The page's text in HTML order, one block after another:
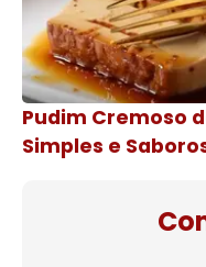
Pudim Cremoso
Simples e